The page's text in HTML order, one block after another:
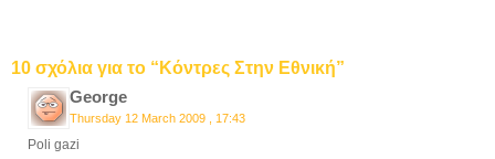
10 σχόλια για το “Κόντρες Στην Εθνική”
George
Thursday 12 March 2009 , 17:43
Poli gazi